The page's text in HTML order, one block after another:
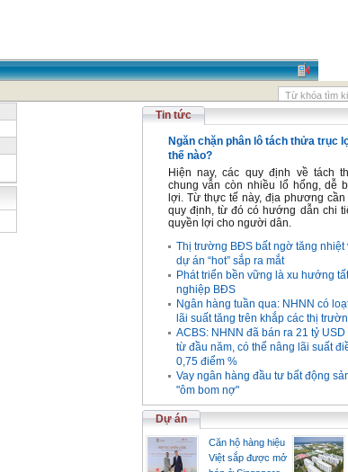
Tin tức
Ngăn chặn phân lô tách thửa trục
thế nào?
Hiện nay, các quy định về tách
chung vẫn còn nhiều lổ hổng, dễ
lợi. Từ thực tế này, địa phương
quy định, từ đó có hướng dẫn chi
quyền lợi cho người dân.
Thị trường BĐS bất ngờ tăng nhiệt
dự án “hot” sắp ra mắt
Phát triển bền vững là xu hướng
nghiệp BĐS
Ngân hàng tuần qua: NHNN có
lãi suất tăng trên khắp các thị
ACBS: NHNN đã bán ra 21 tỷ
từ đầu năm, có thể nâng lãi suất
0,75 điểm %
Vay ngân hàng đầu tư bất động
"ôm bom nợ"
Dự án
Căn hộ hàng hiệu
Việt sắp được mở